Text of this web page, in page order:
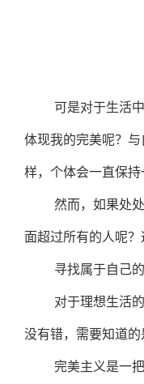
可是对于生活
体现我的完美呢？
样，个体会一直保
然而，如果处
面超过所有的人呢
寻找属于自己
对于理想生活
没有错，需要知道
完美主义是一